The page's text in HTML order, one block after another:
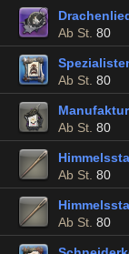
Ab St. 80
Ab St. 80
Ab St. 80
Ab St. 80
Ab St. 80